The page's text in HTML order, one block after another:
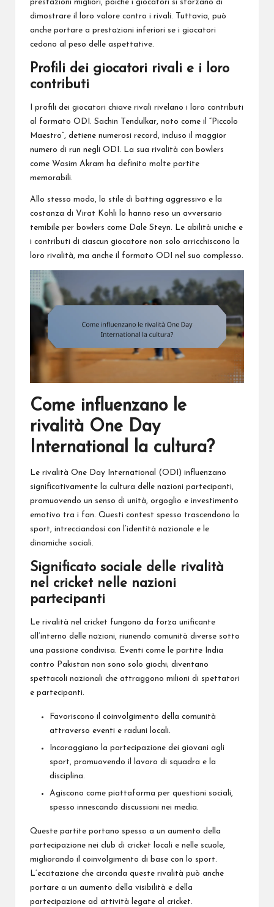
prestazioni migliori, poiché i giocatori si sforzano di
dimostrare il loro valore contro i rivali. Tuttavia, può
anche portare a prestazioni inferiori se i giocatori
cedono al peso delle aspettative.
Profili dei giocatori rivali e i loro
contributi
I profili dei giocatori chiave rivali rivelano i loro contributi
al formato ODI. Sachin Tendulkar, noto come il “Piccolo
Maestro”, detiene numerosi record, incluso il maggior
numero di run negli ODI. La sua rivalità con bowlers
come Wasim Akram ha definito molte partite
memorabili.
Allo stesso modo, lo stile di batting aggressivo e la
costanza di Virat Kohli lo hanno reso un avversario
temibile per bowlers come Dale Steyn. Le abilità uniche e
i contributi di ciascun giocatore non solo arricchiscono la
loro rivalità, ma anche il formato ODI nel suo complesso.
Come influenzano le
rivalità One Day
International la cultura?
Le rivalità One Day International (ODI) influenzano
significativamente la cultura delle nazioni partecipanti,
promuovendo un senso di unità, orgoglio e investimento
emotivo tra i fan. Questi contest spesso trascendono lo
sport, intrecciandosi con l’identità nazionale e le
dinamiche sociali.
Significato sociale delle rivalità
nel cricket nelle nazioni
partecipanti
Le rivalità nel cricket fungono da forza unificante
all’interno delle nazioni, riunendo comunità diverse sotto
una passione condivisa. Eventi come le partite India
contro Pakistan non sono solo giochi; diventano
spettacoli nazionali che attraggono milioni di spettatori
e partecipanti.
Favoriscono il coinvolgimento della comunità
attraverso eventi e raduni locali.
Incoraggiano la partecipazione dei giovani agli
sport, promuovendo il lavoro di squadra e la
disciplina.
Agiscono come piattaforma per questioni sociali,
spesso innescando discussioni nei media.
Queste partite portano spesso a un aumento della
partecipazione nei club di cricket locali e nelle scuole,
migliorando il coinvolgimento di base con lo sport.
L’eccitazione che circonda queste rivalità può anche
portare a un aumento della visibilità e della
partecipazione ad attività legate al cricket.